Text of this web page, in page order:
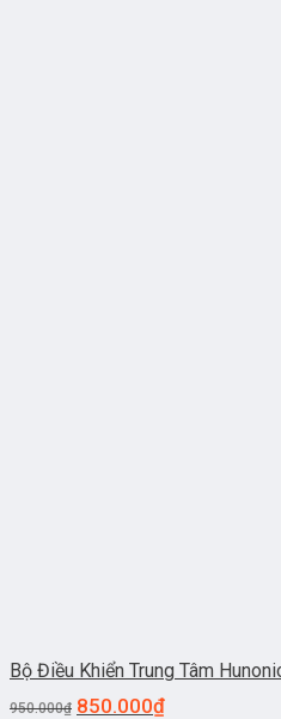
Bộ Điều Khiển Trung Tâm
950.000₫ 850.000₫